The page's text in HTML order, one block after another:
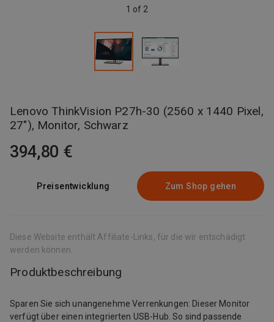
1 of 2
Lenovo ThinkVision P27h-30 (2560 x 1440 Pixel,
27"), Monitor, Schwarz
394,80 €
Preisentwicklung Zum Shop gehen
Diese Website enthält Affiliate-Links, für die wir entschädigt
werden können.
Produktbeschreibung
Sparen Sie sich unangenehme Verrenkungen: Dieser Monitor
verfügt über einen integrierten USB-Hub. So sind passende